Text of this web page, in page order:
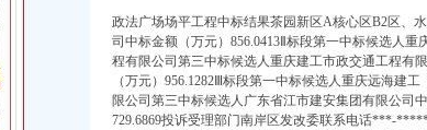
岸区茶园新城区玉马路1号4组
政法广场场平工程中标结果茶园新区A核心区B2区、
司中标金额（万元）856.0413Ⅱ标段第一中标候选人
程有限公司第三中标候选人重庆建工市政交通工程有
（万元）956.1282Ⅲ标段第一中标候选人重庆远海建
限公司第三中标候选人广东省江市建安集团有限公司
729.6869投诉受理部门南岸区发改委联系电话***-